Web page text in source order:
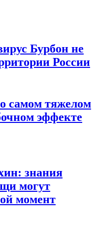
Бурбон не
России
самом тяжелом
эффекте
знания
могут
момент